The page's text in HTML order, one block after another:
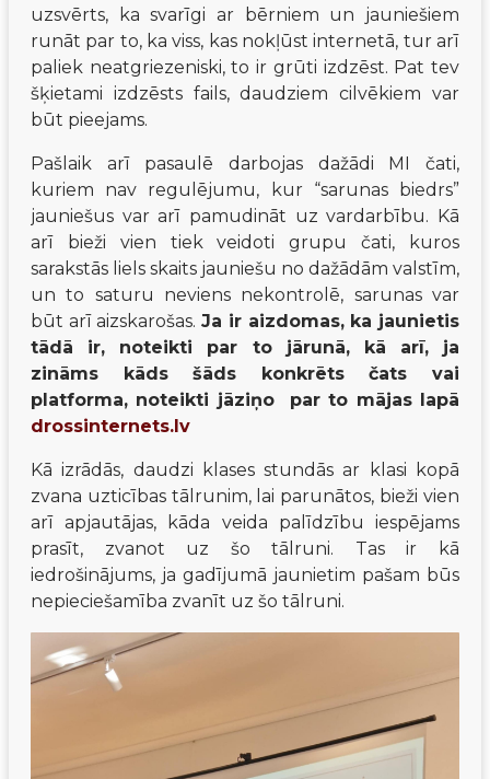
uzsvērts, ka svarīgi ar bērniem un jauniešiem
runāt par to, ka viss, kas nokļūst internetā, tur arī
paliek neatgriezeniski, to ir grūti izdzēst. Pat tev
šķietami izdzēsts fails, daudziem cilvēkiem var
būt pieejams.
Pašlaik arī pasaulē darbojas dažādi MI čati,
kuriem nav regulējumu, kur “sarunas biedrs”
jauniešus var arī pamudināt uz vardarbību. Kā
arī bieži vien tiek veidoti grupu čati, kuros
sarakstās liels skaits jauniešu no dažādām valstīm,
un to saturu neviens nekontrolē, sarunas var
būt arī aizskarošas. Ja ir aizdomas, ka jaunietis
tādā ir, noteikti par to jārunā, kā arī, ja
zināms kāds šāds konkrēts čats vai
drossinternets.lv
Kā izrādās, daudzi klases stundās ar klasi kopā
zvana uzticības tālrunim, lai parunātos, bieži vien
arī apjautājas, kāda veida palīdzību iespējams
prasīt, zvanot uz šo tālruni. Tas ir kā
iedrošinājums, ja gadījumā jaunietim pašam būs
nepieciešamība zvanīt uz šo tālruni.